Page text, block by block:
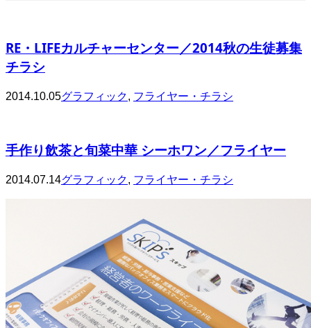
RE・LIFEカルチャーセンター／2014秋の生徒募集
チラシ
2014.10.05グラフィック, フライヤー・チラシ
手作り飲茶と旬菜中華 シーホワン／フライヤー
2014.07.14グラフィック, フライヤー・チラシ